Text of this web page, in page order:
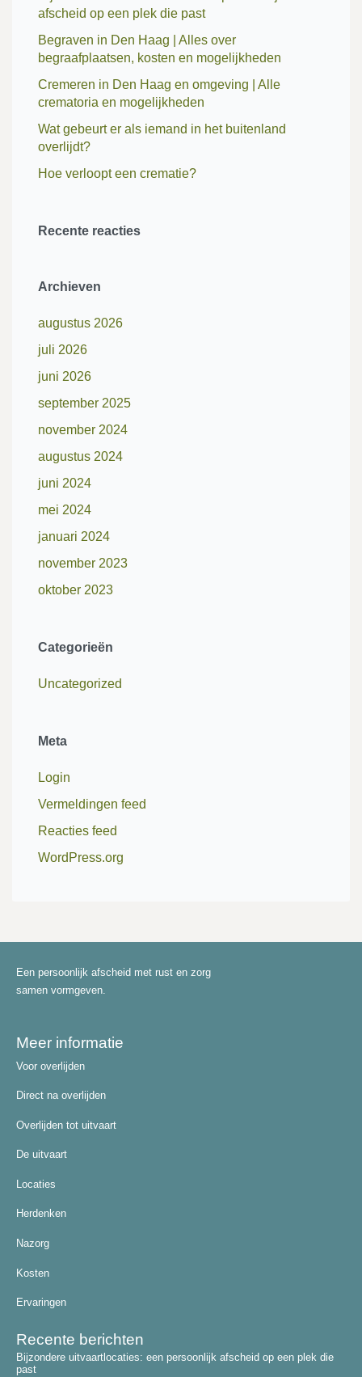
afscheid op een plek die past
Begraven in Den Haag | Alles over
begraafplaatsen, kosten en mogelijkheden
Cremeren in Den Haag en omgeving | Alle
crematoria en mogelijkheden
Wat gebeurt er als iemand in het buitenland
overlijdt?
Hoe verloopt een crematie?
Recente reacties
Archieven
augustus 2026
juli 2026
juni 2026
september 2025
november 2024
augustus 2024
juni 2024
mei 2024
januari 2024
november 2023
oktober 2023
Categorieën
Uncategorized
Meta
Login
Vermeldingen feed
Reacties feed
WordPress.org
Een persoonlijk afscheid met rust en zorg
samen vormgeven.
Meer informatie
Voor overlijden
Direct na overlijden
Overlijden tot uitvaart
De uitvaart
Locaties
Herdenken
Nazorg
Kosten
Ervaringen
Recente berichten
Bijzondere uitvaartlocaties: een persoonlijk afscheid op een plek die
past